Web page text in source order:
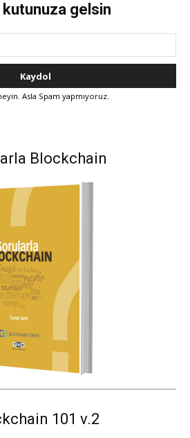
gelsin
Asla Spam yapmıyoruz.
Blockchain
101 v.2